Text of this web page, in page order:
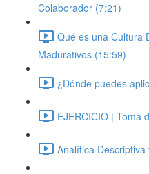
Colaborador (7:21)
Qué es una Cultura
Madurativos (15:59)
¿Dónde puedes
EJERCICIO | Toma
Analítica